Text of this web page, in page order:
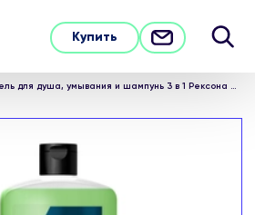
Купить
Гель для душа, умывания и шампунь 3 в 1 Рексона Men Дикий лайм с пребиотическим 3х комплексом 750 мл